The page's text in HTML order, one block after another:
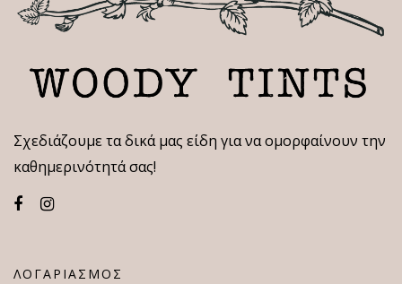
Σχεδιάζουμε τα δικά μας είδη για να ομορφαίνουν την
καθημερινότητά σας!
ΛΟΓΑΡΙΑΣΜΟΣ